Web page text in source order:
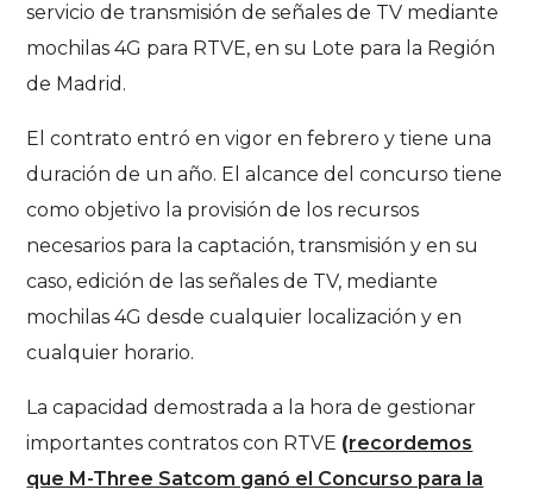
servicio de transmisión de señales de TV mediante
mochilas 4G para RTVE, en su Lote para la Región
de Madrid.
El contrato entró en vigor en febrero y tiene una
duración de un año. El alcance del concurso tiene
como objetivo la provisión de los recursos
necesarios para la captación, transmisión y en su
caso, edición de las señales de TV, mediante
mochilas 4G desde cualquier localización y en
cualquier horario.
La capacidad demostrada a la hora de gestionar
importantes contratos con RTVE (recordemos
que M-Three Satcom ganó el Concurso para la